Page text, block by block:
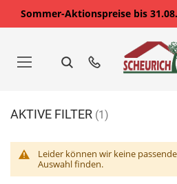
Sommer-Aktionspreise bis
springen
Leider können wir keine
Auswahl finden.
AKTIVE FILTER